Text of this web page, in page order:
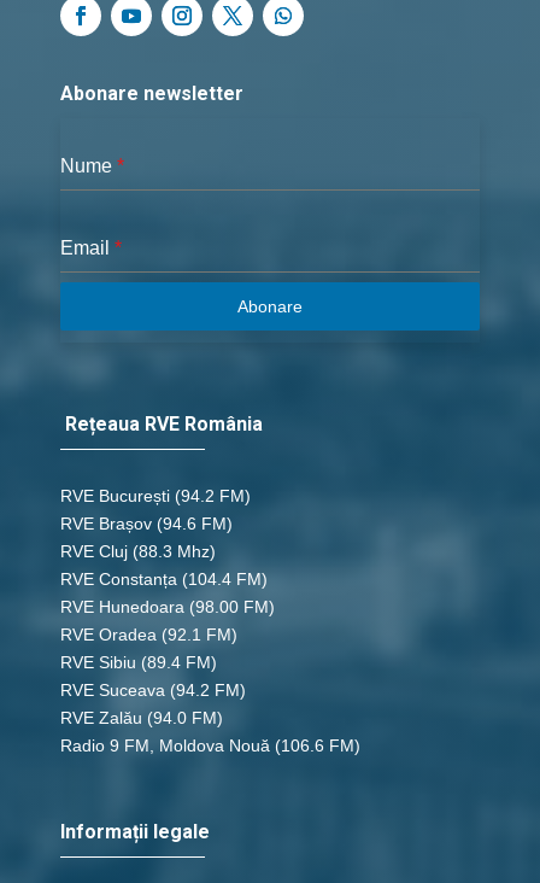
Abonare newsletter
Nume *
Email *
Abonare
Rețeaua RVE România
RVE București (94.2 FM)
RVE Brașov (94.6 FM)
RVE Cluj (88.3 Mhz)
RVE Constanța (104.4 FM)
RVE Hunedoara (98.00 FM)
RVE Oradea (92.1 FM)
RVE Sibiu (89.4 FM)
RVE Suceava (94.2 FM)
RVE Zalău (94.0 FM)
Radio 9 FM, Moldova Nouă (106.6 FM)
Informații legale